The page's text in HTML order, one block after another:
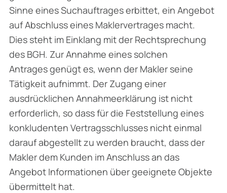
Sinne eines Suchauftrages erbittet, ein Angebot
auf Abschluss eines Maklervertrages macht.
Dies steht im Einklang mit der Rechtsprechung
des BGH. Zur Annahme eines solchen
Antrages genügt es, wenn der Makler seine
Tätigkeit aufnimmt. Der Zugang einer
ausdrücklichen Annahmeerklärung ist nicht
erforderlich, so dass für die Feststellung eines
konkludenten Vertragsschlusses nicht einmal
darauf abgestellt zu werden braucht, dass der
Makler dem Kunden im Anschluss an das
Angebot Informationen über geeignete Objekte
übermittelt hat.